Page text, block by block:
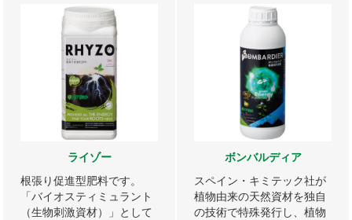
ライゾー
根張り促進型肥料です。
「バイオスティミュラント
（生物刺激資材）」として
ボンバルディア
スペイン・キミテック社が
植物由来の天然資材を独自
の技術で特殊発行し、植物